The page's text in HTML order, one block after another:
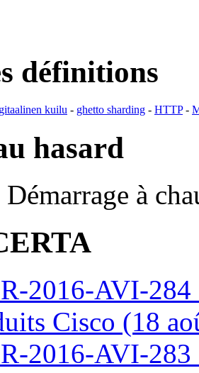
définitions
kuilu - ghetto sharding - HTTP-
hasard
à
2016-AVI-
Cisco (18
2016-AVI-